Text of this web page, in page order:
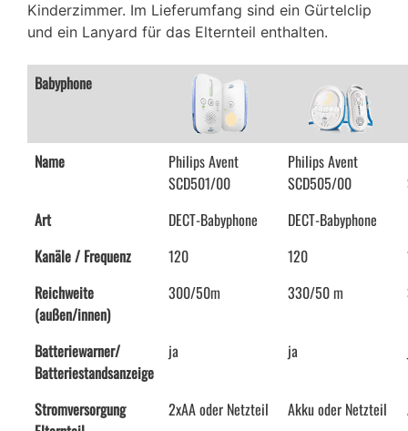
Kinderzimmer. Im Lieferumfang sind ein Gürtelclip
und ein Lanyard für das Elternteil enthalten.
Babyphone
Name
Philips Avent
SCD501/00
Philips Avent
SCD505/00
Art
DECT-Babyphone DECT-Babyphone
Kanäle / Frequenz
120 120
Reichweite
(außen/innen)
300/50m 330/50 m
Batteriewarner/
Batteriestandsanzeige
ja ja
Stromversorgung
2xAA oder Netzteil Akku oder Netzteil